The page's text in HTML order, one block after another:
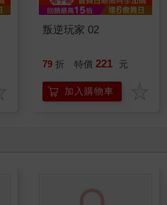
叛逆玩家 02
79 折 特價 221 元
加入購物車